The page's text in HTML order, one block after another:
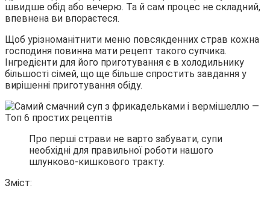
швидше обід або вечерю. Та й сам процес не складний,
впевнена ви впораєтеся.
Щоб урізноманітнити меню повсякденних страв кожна
господиня повинна мати рецепт такого супчика.
Інгредієнти для його приготування є в холодильнику
більшості сімей, що ще більше спростить завдання у
вирішенні приготування обіду.
Про перші страви не варто забувати, супи
необхідні для правильної роботи нашого
шлунково-кишкового тракту.
Зміст: